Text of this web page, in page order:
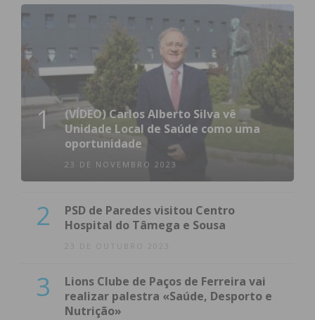
1
(VÍDEO) Carlos Alberto Silva vê
Unidade Local de Saúde como uma
oportunidade
23 DE NOVEMBRO 2023
2
PSD de Paredes visitou Centro
Hospital do Tâmega e Sousa
23 DE OUTUBRO 2023
3
Lions Clube de Paços de Ferreira vai
realizar palestra «Saúde, Desporto e
Nutrição»